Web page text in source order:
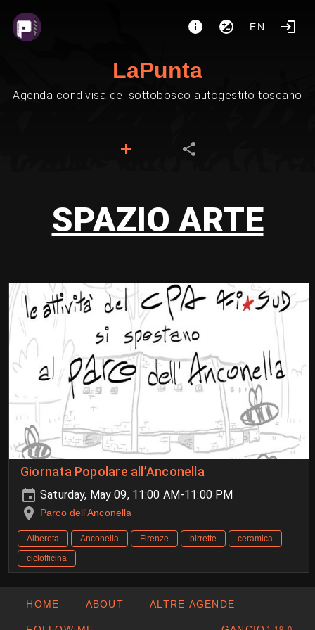
EN
LaPunta
Agenda condivisa del sottobosco autogestito toscano
SPAZIO ARTE
Giornata Popolare all’Anconella
Saturday, May 09, 11:00 AM-11:00 PM
Parco dell'Anconella
Albereta Anconella Firenze birrette
ceramica
ciclofficina
HOME ABOUT ALTRE AGENDE